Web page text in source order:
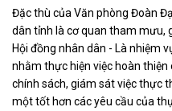
Đặc thù của Văn phòng Đoàn
dân tỉnh là cơ quan tham mưu,
Hội đồng nhân dân - Là nhiệm
nhằm thực hiện việc hoàn
chính sách, giám sát việc thực
một tốt hơn các yêu cầu của